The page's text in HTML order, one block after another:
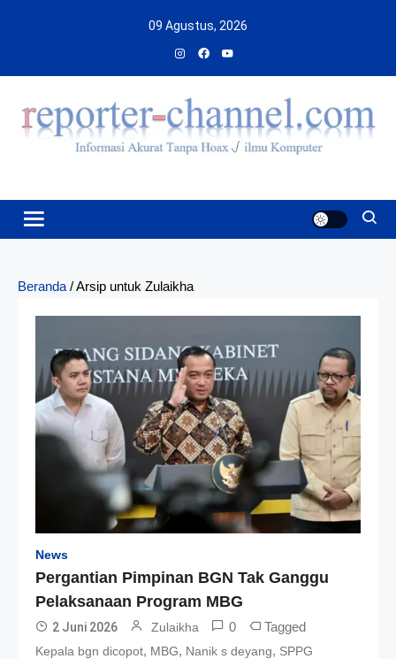
09 Agustus, 2026
Beranda /Arsip untuk Zulaikha
News
Pergantian Pimpinan BGN Tak Ganggu
Pelaksanaan Program MBG
2 Juni 2026 Zulaikha 0 Tagged
Kepala bgn dicopot, MBG, Nanik s deyang, SPPG